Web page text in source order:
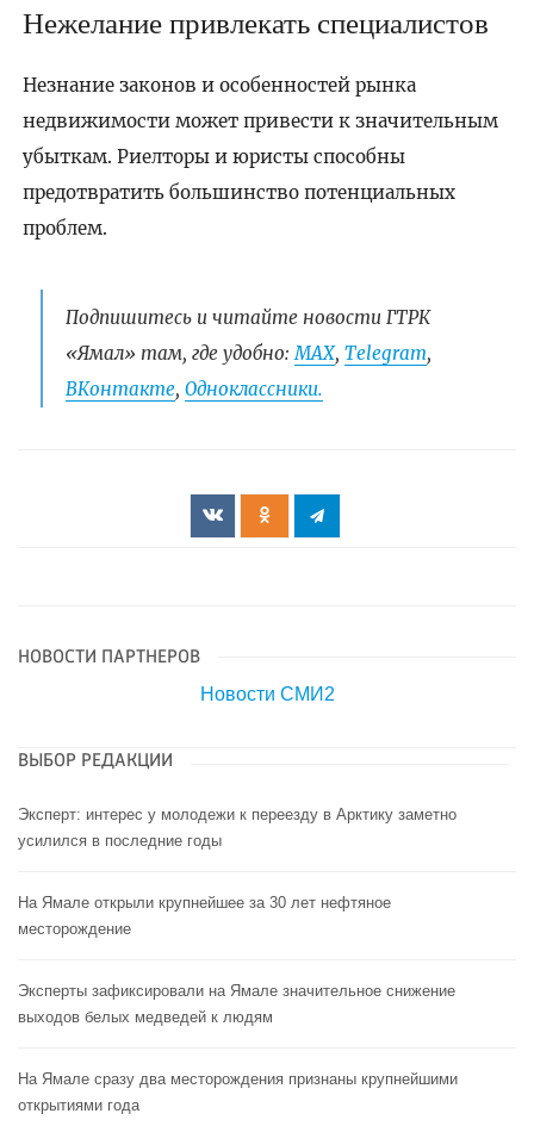
Нежелание привлекать специалистов
Незнание законов и особенностей рынка
недвижимости может привести к значительным
убыткам. Риелторы и юристы способны
предотвратить большинство потенциальных
проблем.
Подпишитесь и читайте новости ГТРК
«Ямал» там, где удобно: МАХ, Telegram,
ВКонтакте, Одноклассники.
НОВОСТИ ПАРТНЕРОВ
Новости СМИ2
ВЫБОР РЕДАКЦИИ
Эксперт: интерес у молодежи к переезду в Арктику заметно
усилился в последние годы
На Ямале открыли крупнейшее за 30 лет нефтяное
месторождение
Эксперты зафиксировали на Ямале значительное снижение
выходов белых медведей к людям
На Ямале сразу два месторождения признаны крупнейшими
открытиями года